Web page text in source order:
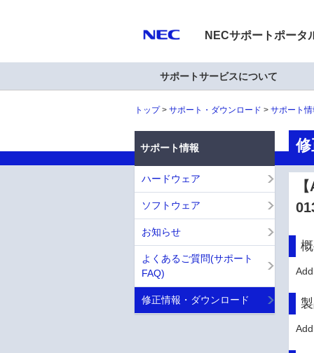
NECサポートポータ
サポートサービスについて
トップ サポート・ダウンロード サポート情
サポート情報
ハードウェア
ソフトウェア
お知らせ
よくあるご質問(サポート
FAQ)
修正情報・ダウンロード